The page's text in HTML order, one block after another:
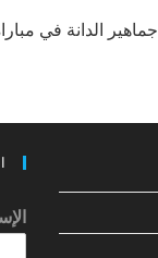
جماهير الدانة في